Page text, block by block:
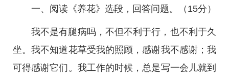
一、阅读《养花》选段，回答问题。（15分）
我不是有腿病吗，不但不利于行，也不利于久
坐。我不知道花草受我的照顾，感谢我不感谢；我
可得感谢它们。我工作的时候，总是写一会儿就到